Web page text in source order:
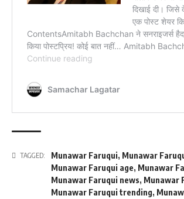
TAGGED: Munawar Faruqui, Munawar
Munawar Faruqui age, Munawar
Munawar Faruqui news, Munawar
Munawar Faruqui trending,